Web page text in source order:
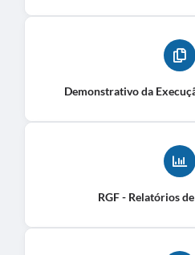
Demonstrativo da
RGF - Relatórios